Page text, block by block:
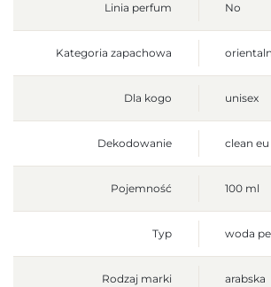
Linia perfum No
Kategoria zapachowa
Dla kogo unisex
Dekodowanie clean eu
Pojemność 100 ml
Typ woda
Rodzaj marki arabska